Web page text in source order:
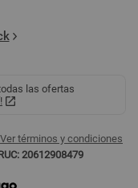
las ofertas
Ver términos y condiciones
20612908479